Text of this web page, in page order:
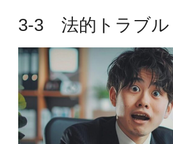
3-3 法的トラブル